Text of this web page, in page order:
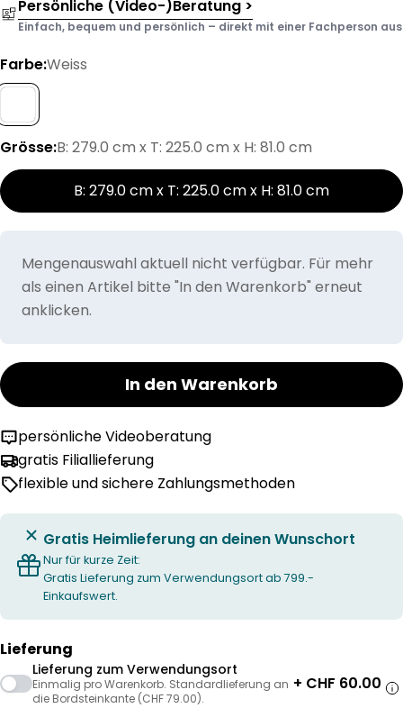
Persönliche (Video-)Beratung >
Einfach, bequem und persönlich – direkt mit einer Fachperson aus
Farbe:Weiss
Grösse:B: 279.0 cm x T: 225.0 cm x H: 81.0 cm
B: 279.0 cm x T: 225.0 cm x H: 81.0 cm
Mengenauswahl aktuell nicht verfügbar. Für mehr
als einen Artikel bitte "In den Warenkorb" erneut
anklicken.
In den Warenkorb
persönliche Videoberatung
gratis Filiallieferung
flexible und sichere Zahlungsmethoden
Gratis Heimlieferung an deinen Wunschort
Nur für kurze Zeit:
Gratis Lieferung zum Verwendungsort ab 799.-
Einkaufswert.
Lieferung
Lieferung zum Verwendungsort
Einmalig pro Warenkorb. Standardlieferung an
die Bordsteinkante (CHF 79.00).
+ CHF 60.00